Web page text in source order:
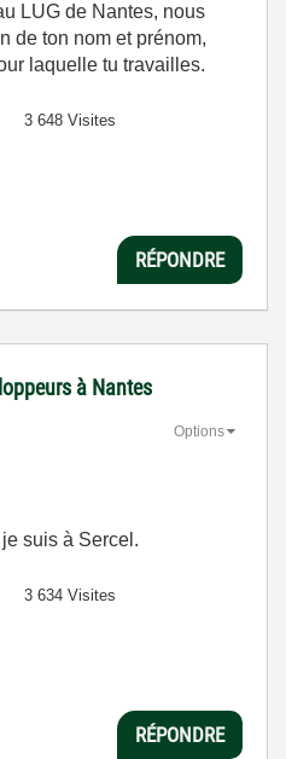
LUG de Nantes, nous
de ton nom et prénom,
laquelle tu travailles.
3 648 Visites
RÉPONDRE
à Nantes
Options
suis à Sercel.
3 634 Visites
RÉPONDRE